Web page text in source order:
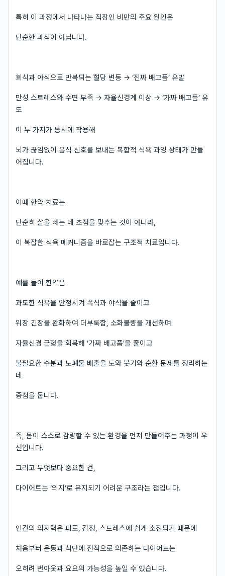
특히 이 과정에서 나타나는 직장인 비만의 주요 원인은
단순한 과식이 아닙니다.
회식과 야식으로 반복되는 혈당 변동 → ‘진짜 배고픔’ 유발
만성 스트레스와 수면 부족 → 자율신경계 이상 → ‘가짜 배고픔’ 유
도
이 두 가지가 동시에 작용해
뇌가 끊임없이 음식 신호를 보내는 복합적 식욕 과잉 상태가 만들
어집니다.
이때 한약 치료는
단순히 살을 빼는 데 초점을 맞추는 것이 아니라,
이 복잡한 식욕 메커니즘을 바로잡는 구조적 치료입니다.
예를 들어 한약은
과도한 식욕을 안정시켜 폭식과 야식을 줄이고
위장 긴장을 완화하여 더부룩함, 소화불량을 개선하며
자율신경 균형을 회복해 ‘가짜 배고픔’을 줄이고
불필요한 수분과 노폐물 배출을 도와 붓기와 순환 문제를 정리하는
데
중점을 둡니다.
즉, 몸이 스스로 감량할 수 있는 환경을 먼저 만들어주는 과정이 우
선입니다.
그리고 무엇보다 중요한 건,
다이어트는 ‘의지’로 유지되기 어려운 구조라는 점입니다.
인간의 의지력은 피로, 감정, 스트레스에 쉽게 소진되기 때문에
처음부터 운동과 식단에 전적으로 의존하는 다이어트는
오히려 번아웃과 요요의 가능성을 높일 수 있습니다.